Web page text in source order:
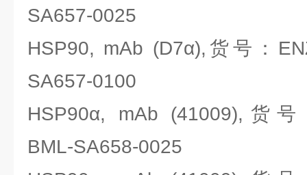
SA657-0025
HSP90, mAb (D7α),货号：
SA657-0100
HSP90α, mAb (41009),货号
BML-SA658-0025